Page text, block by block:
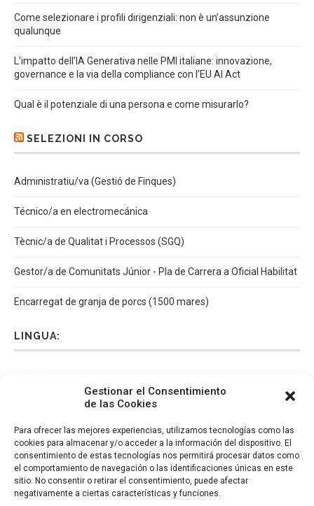
Gestionar el Consentimiento
de las Cookies
Para ofrecer las mejores experiencias, utilizamos tecnologías como las
cookies para almacenar y/o acceder a la información del dispositivo. El
consentimiento de estas tecnologías nos permitirá procesar datos como
el comportamiento de navegación o las identificaciones únicas en este
sitio. No consentir o retirar el consentimiento, puede afectar
negativamente a ciertas características y funciones.
Come selezionare i profili dirigenziali: non è un’assunzione
qualunque
L’impatto dell’IA Generativa nelle PMI italiane: innovazione,
governance e la via della compliance con l’EU AI Act
Qual è il potenziale di una persona e come misurarlo?
SELEZIONI IN CORSO
Administratiu/va (Gestió de Finques)
Técnico/a en electromecánica
Tècnic/a de Qualitat i Processos (SGQ)
Gestor/a de Comunitats Júnior - Pla de Carrera a Oficial Habilitat
Encarregat de granja de porcs (1500 mares)
LINGUA: